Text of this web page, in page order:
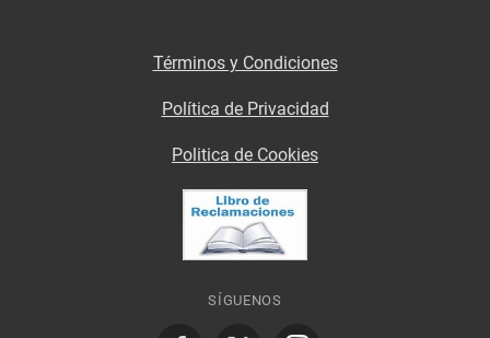
Términos y Condiciones
Política de Privacidad
Politica de Cookies
SÍGUENOS